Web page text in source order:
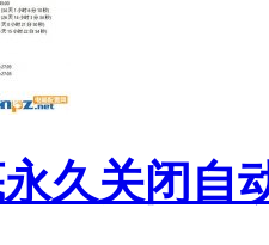
久关闭自